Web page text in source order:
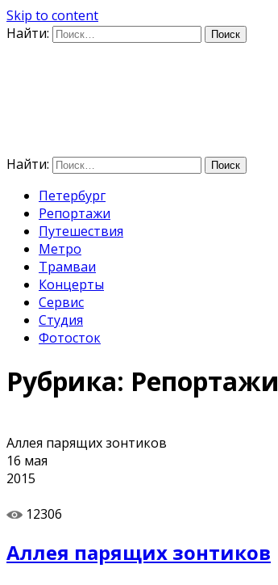
Skip to content
Найти:
Найти:
Петербург
Репортажи
Путешествия
Метро
Трамваи
Концерты
Сервис
Студия
Фотосток
Рубрика: Репортажи
Аллея парящих зонтиков
16 мая
2015
12306
Аллея парящих зонтиков